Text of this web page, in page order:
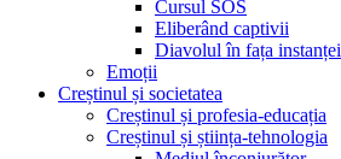
Cursul SOS
Eliberând captivii
Diavolul în fața instanței
Emoții
Creștinul și societatea
Creștinul și profesia-educația
Creștinul și știința-tehnologia